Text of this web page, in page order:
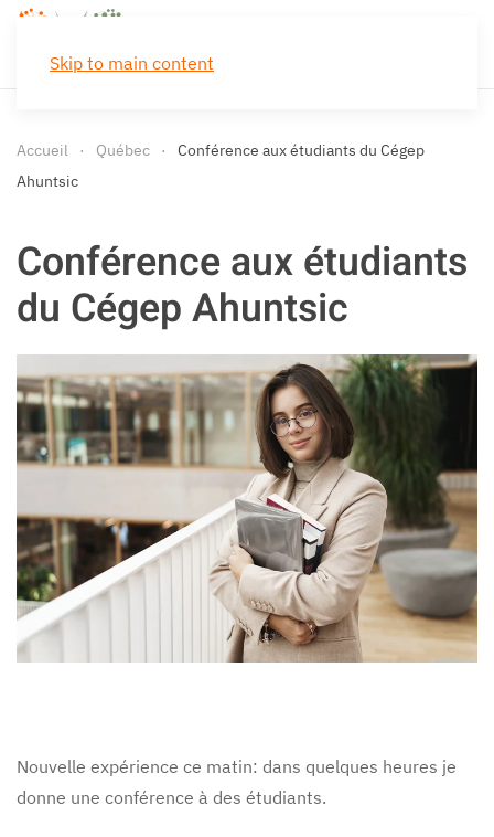
Skip to main content
Accueil Québec
Conférence aux étudiants du Cégep
Ahuntsic
Conférence aux étudiants
du Cégep Ahuntsic
Nouvelle expérience ce matin: dans quelques heures je
donne une conférence à des étudiants.